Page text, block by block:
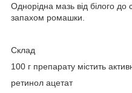
Однорідна мазь від білого до
запахом ромашки.
Склад
100 г препарату містить
ретинол